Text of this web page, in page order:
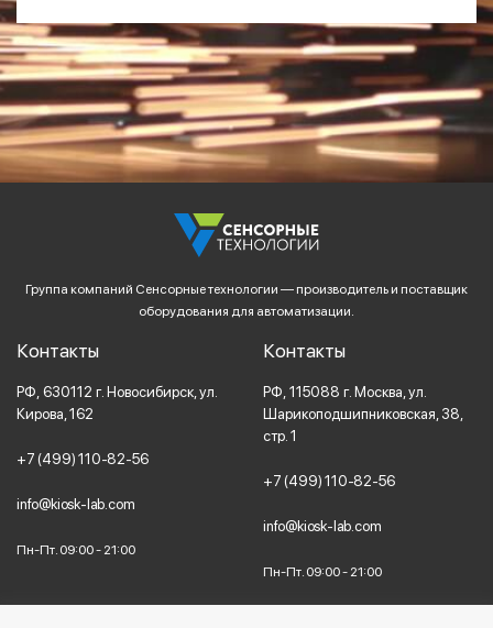
Группа компаний Сенсорные технологии — производитель и поставщик
оборудования для автоматизации.
Контакты
РФ, 630112 г. Новосибирск, ул.
Кирова, 162
+7 (499) 110-82-56
info@kiosk-lab.com
Пн-Пт. 09:00 - 21:00
Контакты
РФ, 115088 г. Москва, ул.
Шарикоподшипниковская, 38,
стр. 1
+7 (499) 110-82-56
info@kiosk-lab.com
Пн-Пт. 09:00 - 21:00